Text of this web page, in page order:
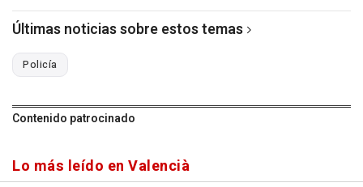
Últimas noticias sobre estos temas
Policía
Contenido patrocinado
Lo más leído en Valencià